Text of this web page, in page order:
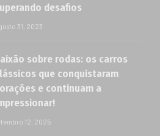
desafios
31, 2023
sobre rodas: os carros
que conquistaram
e continuam a
12, 2025